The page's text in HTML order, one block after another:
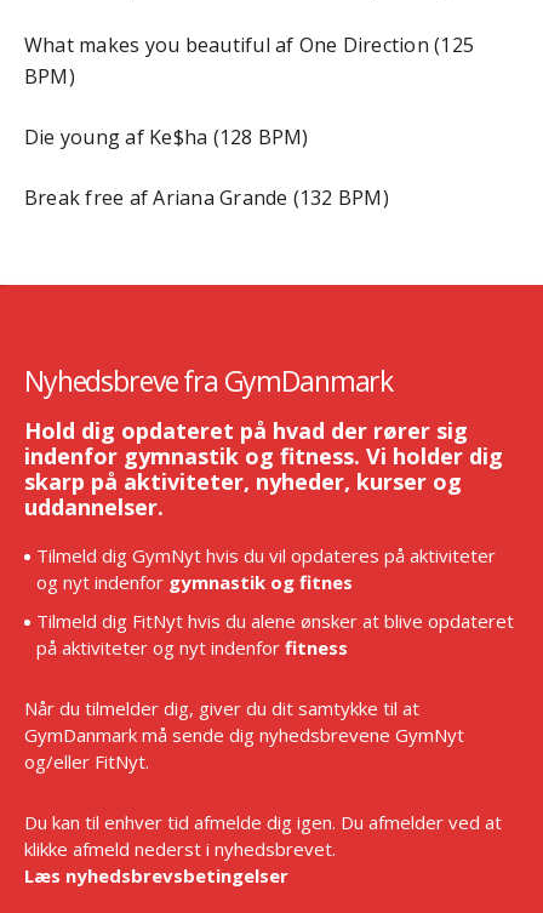
What makes you beautiful af One Direction (125
BPM)
Die young af Ke$ha (128 BPM)
Break free af Ariana Grande (132 BPM)
Nyhedsbreve fra GymDanmark
Hold dig opdateret på hvad der rører sig
indenfor gymnastik og fitness. Vi holder dig
skarp på aktiviteter, nyheder, kurser og
uddannelser.
Tilmeld dig GymNyt hvis du vil opdateres på aktiviteter
og nyt indenfor gymnastik og fitnes
Tilmeld dig FitNyt hvis du alene ønsker at blive opdateret
på aktiviteter og nyt indenfor fitness
Når du tilmelder dig, giver du dit samtykke til at
GymDanmark må sende dig nyhedsbrevene GymNyt
og/eller FitNyt.
Du kan til enhver tid afmelde dig igen. Du afmelder ved at
klikke afmeld nederst i nyhedsbrevet.
Læs nyhedsbrevsbetingelser